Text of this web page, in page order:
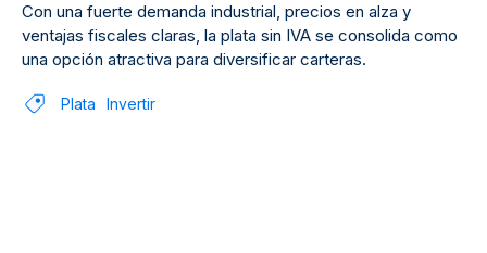
Con una fuerte demanda industrial, precios en alza y
ventajas fiscales claras, la plata sin IVA se consolida como
una opción atractiva para diversificar carteras.
Plata Invertir